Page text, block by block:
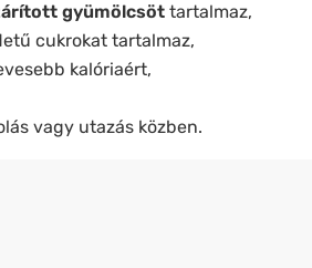
gyümölcsöttartalmaz,
cukrokat tartalmaz,
kalóriaért,
vagy utazás közben.